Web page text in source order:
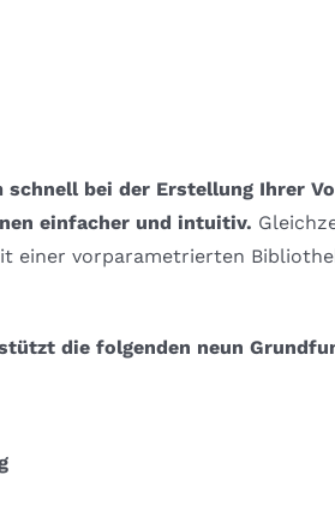
schnell bei der Erstellung Ihrer
einfacher und intuitiv.
einer vorparametrierten
die folgenden neun